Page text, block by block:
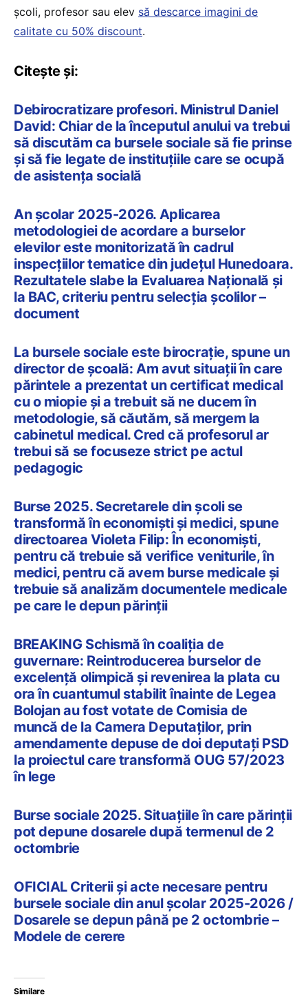
școli, profesor sau elev să descarce imagini de
calitate cu 50% discount.
Citește și:
Debirocratizare profesori. Ministrul Daniel
David: Chiar de la începutul anului va trebui
să discutăm ca bursele sociale să fie prinse
și să fie legate de instituțiile care se ocupă
de asistența socială
An școlar 2025-2026. Aplicarea
metodologiei de acordare a burselor
elevilor este monitorizată în cadrul
inspecțiilor tematice din județul Hunedoara.
Rezultatele slabe la Evaluarea Națională și
la BAC, criteriu pentru selecția școlilor –
document
La bursele sociale este birocraţie, spune un
director de școală: Am avut situaţii în care
părintele a prezentat un certificat medical
cu o miopie și a trebuit să ne ducem în
metodologie, să căutăm, să mergem la
cabinetul medical. Cred că profesorul ar
trebui să se focuseze strict pe actul
pedagogic
Burse 2025. Secretarele din școli se
transformă în economiști și medici, spune
directoarea Violeta Filip: În economişti,
pentru că trebuie să verifice veniturile, în
medici, pentru că avem burse medicale şi
trebuie să analizăm documentele medicale
pe care le depun părinţii
BREAKING Schismă în coaliția de
guvernare: Reintroducerea burselor de
excelență olimpică și revenirea la plata cu
ora în cuantumul stabilit înainte de Legea
Bolojan au fost votate de Comisia de
muncă de la Camera Deputaților, prin
amendamente depuse de doi deputați PSD
la proiectul care transformă OUG 57/2023
în lege
Burse sociale 2025. Situațiile în care părinții
pot depune dosarele după termenul de 2
octombrie
OFICIAL Criterii și acte necesare pentru
bursele sociale din anul școlar 2025-2026 /
Dosarele se depun până pe 2 octombrie –
Modele de cerere
Similare